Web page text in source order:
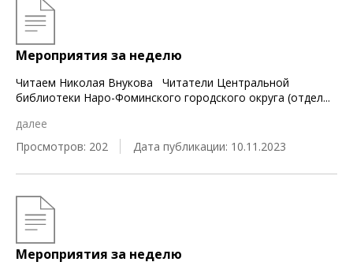
Мероприятия за неделю
Читаем Николая Внукова Читатели Центральной
библиотеки Наро-Фоминского городского округа (отдел...
далее
Просмотров: 202
Дата публикации: 10.11.2023
Мероприятия за неделю